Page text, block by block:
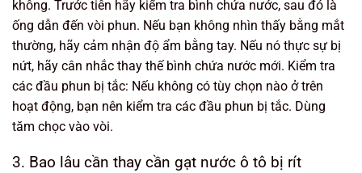
không. Trước tiên hãy kiểm tra bình chứa nước, sau đó là
ống dẫn đến vòi phun. Nếu bạn không nhìn thấy bằng mắt
thường, hãy cảm nhận độ ẩm bằng tay. Nếu nó thực sự bị
nứt, hãy cân nhắc thay thế bình chứa nước mới. Kiểm tra
các đầu phun bị tắc: Nếu không có tùy chọn nào ở trên
hoạt động, bạn nên kiểm tra các đầu phun bị tắc. Dùng
tăm chọc vào vòi.
3. Bao lâu cần thay cần gạt nước ô tô bị rít